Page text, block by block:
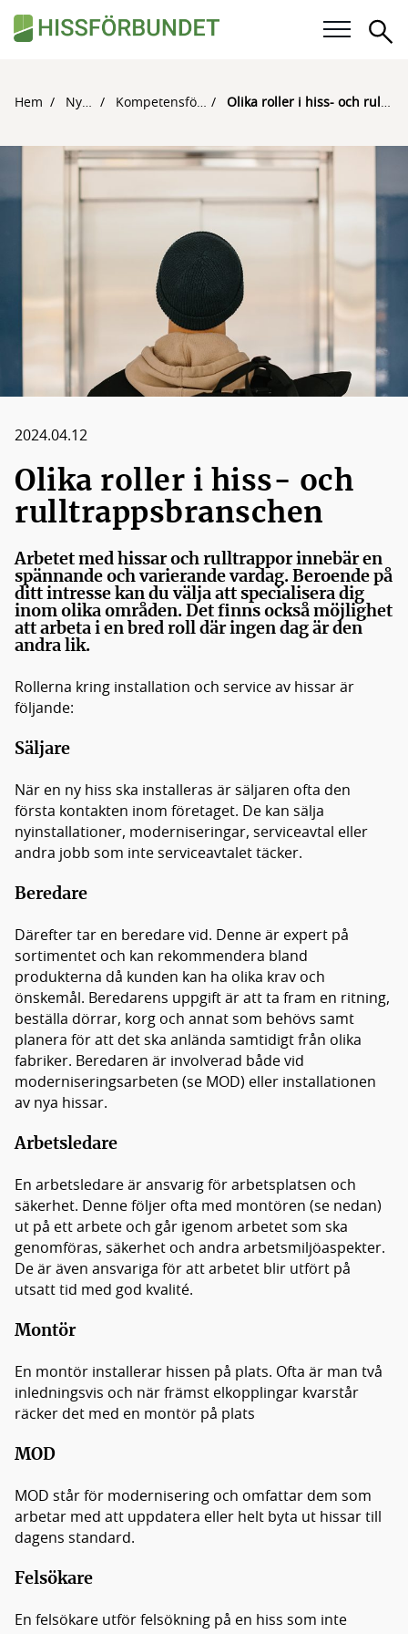
Våra frågor
Medlemskap
Hem Nyheter Kompetensförsörjning Olika roller i hiss- och rulltrappsbranschen
2024.04.12
Olika roller i hiss- och
rulltrappsbranschen
Arbetet med hissar och rulltrappor innebär en
spännande och varierande vardag. Beroende på
ditt intresse kan du välja att specialisera dig
inom olika områden. Det finns också möjlighet
att arbeta i en bred roll där ingen dag är den
andra lik.
Rollerna kring installation och service av hissar är
följande:
Säljare
När en ny hiss ska installeras är säljaren ofta den
första kontakten inom företaget. De kan sälja
nyinstallationer, moderniseringar, serviceavtal eller
andra jobb som inte serviceavtalet täcker.
Beredare
Därefter tar en beredare vid. Denne är expert på
sortimentet och kan rekommendera bland
produkterna då kunden kan ha olika krav och
önskemål. Beredarens uppgift är att ta fram en ritning,
beställa dörrar, korg och annat som behövs samt
planera för att det ska anlända samtidigt från olika
fabriker. Beredaren är involverad både vid
moderniseringsarbeten (se MOD) eller installationen
av nya hissar.
Arbetsledare
En arbetsledare är ansvarig för arbetsplatsen och
säkerhet. Denne följer ofta med montören (se nedan)
ut på ett arbete och går igenom arbetet som ska
genomföras, säkerhet och andra arbetsmiljöaspekter.
De är även ansvariga för att arbetet blir utfört på
utsatt tid med god kvalité.
Montör
En montör installerar hissen på plats. Ofta är man två
inledningsvis och när främst elkopplingar kvarstår
räcker det med en montör på plats
MOD
MOD står för modernisering och omfattar dem som
arbetar med att uppdatera eller helt byta ut hissar till
dagens standard.
Felsökare
En felsökare utför felsökning på en hiss som inte